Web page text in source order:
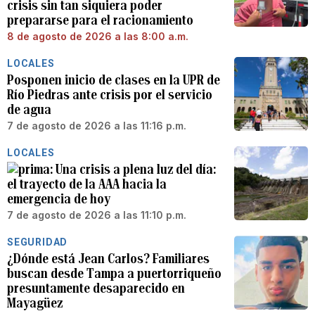
crisis sin tan siquiera poder
prepararse para el racionamiento
8 de agosto de 2026 a las 8:00 a.m.
LOCALES
Posponen inicio de clases en la UPR de
Río Piedras ante crisis por el servicio
de agua
7 de agosto de 2026 a las 11:16 p.m.
LOCALES
Una crisis a plena luz del día:
el trayecto de la AAA hacia la
emergencia de hoy
7 de agosto de 2026 a las 11:10 p.m.
SEGURIDAD
¿Dónde está Jean Carlos? Familiares
buscan desde Tampa a puertorriqueño
presuntamente desaparecido en
Mayagüez